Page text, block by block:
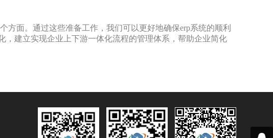
方面。通过这些准备工作，我们可以更好地确保erp系统的顺利
，建立实现企业上下游一体化流程的管理体系，帮助企业简化